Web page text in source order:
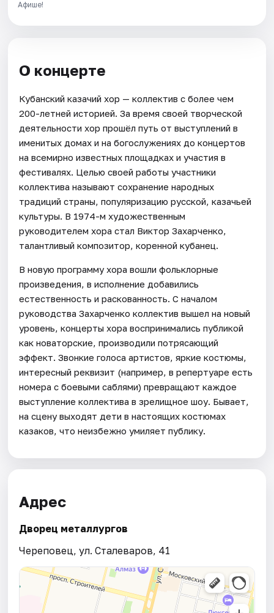
Афише!
О концерте
Кубанский казачий хор — коллектив с более чем
200-летней историей. За время своей творческой
деятельности хор прошёл путь от выступлений в
именитых домах и на богослужениях до концертов
на всемирно известных площадках и участия в
фестивалях. Целью своей работы участники
коллектива называют сохранение народных
традиций страны, популяризацию русской, казачьей
культуры. В 1974-м художественным
руководителем хора стал Виктор Захарченко,
талантливый композитор, коренной кубанец.
В новую программу хора вошли фольклорные
произведения, в исполнение добавились
естественность и раскованность. С началом
руководства Захарченко коллектив вышел на новый
уровень, концерты хора воспринимались публикой
как новаторские, производили потрясающий
эффект. Звонкие голоса артистов, яркие костюмы,
интересный реквизит (например, в репертуаре есть
номера с боевыми саблями) превращают каждое
выступление коллектива в зрелищное шоу. Бывает,
на сцену выходят дети в настоящих костюмах
казаков, что неизбежно умиляет публику.
Адрес
Дворец металлургов
Череповец, ул. Сталеваров, 41